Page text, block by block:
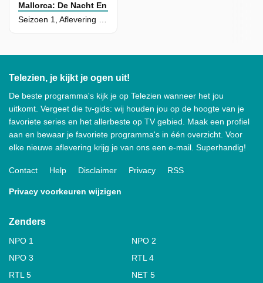
Mallorca: De Nacht En De Nasleep
Seizoen 1, Aflevering 1 - Nacht vol geweld
Telezien, je kijkt je ogen uit!
De beste programma's kijk je op Telezien wanneer het jou
uitkomt. Vergeet die tv-gids: wij houden jou op de hoogte van je
favoriete series en het allerbeste op TV gebied. Maak een profiel
aan en bewaar je favoriete programma's in één overzicht. Voor
elke nieuwe aflevering krijg je van ons een e-mail. Superhandig!
Contact Help Disclaimer Privacy RSS
Privacy voorkeuren wijzigen
Zenders
NPO 1
NPO 2
NPO 3
RTL 4
RTL 5
NET 5